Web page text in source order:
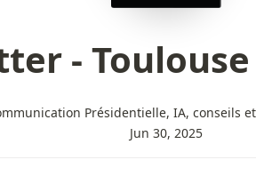
-
Présidentielle, IA, conseils
Jun 30, 2025